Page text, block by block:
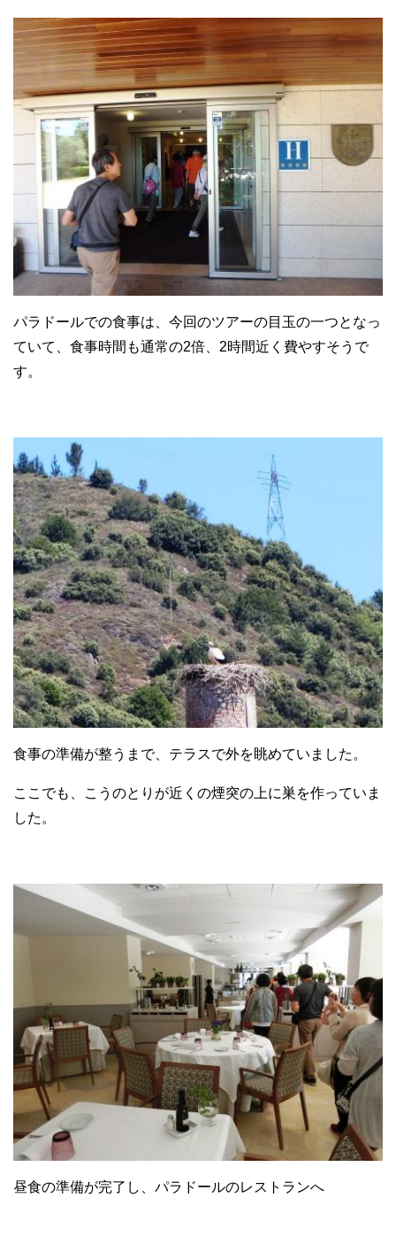
パラドールでの食事は、今回のツアーの目玉の一つとなっ
ていて、食事時間も通常の2倍、2時間近く費やすそうで
す。
食事の準備が整うまで、テラスで外を眺めていました。
ここでも、こうのとりが近くの煙突の上に巣を作っていま
した。
昼食の準備が完了し、パラドールのレストランへ